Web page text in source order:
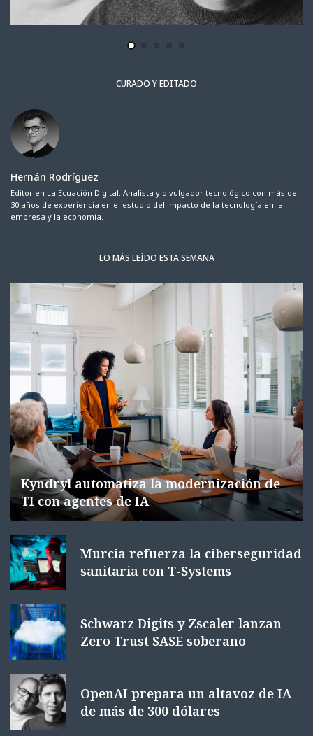
CURADO Y EDITADO
Hernán Rodríguez
Editor en La Ecuación Digital. Analista y divulgador tecnológico con más de
30 años de experiencia en el estudio del impacto de la tecnología en la
empresa y la economía.
LO MÁS LEÍDO ESTA SEMANA
Kyndryl automatiza la modernización de
TI con agentes de IA
Murcia refuerza la ciberseguridad
sanitaria con T-Systems
Schwarz Digits y Zscaler lanzan
Zero Trust SASE soberano
OpenAI prepara un altavoz de IA
de más de 300 dólares